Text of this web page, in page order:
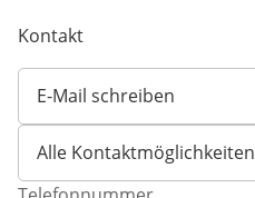
Kontakt
E-Mail schreiben
Öffnet E-Mail-Client
Alle Kontaktmöglichkeiten